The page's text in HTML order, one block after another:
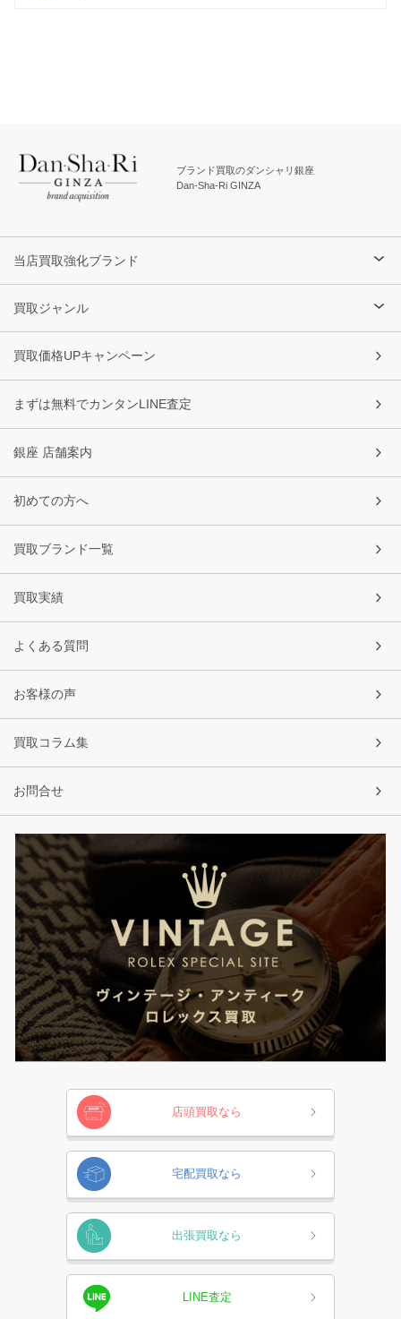
ブランド買取のダンシャリ銀座
Dan-Sha-Ri GINZA
当店買取強化ブランド
買取ジャンル
買取価格UPキャンペーン
まずは無料でカンタンLINE査定
銀座 店舗案内
初めての方へ
買取ブランド一覧
買取実績
よくある質問
お客様の声
買取コラム集
お問合せ
店頭買取なら
宅配買取なら
出張買取なら
LINE査定